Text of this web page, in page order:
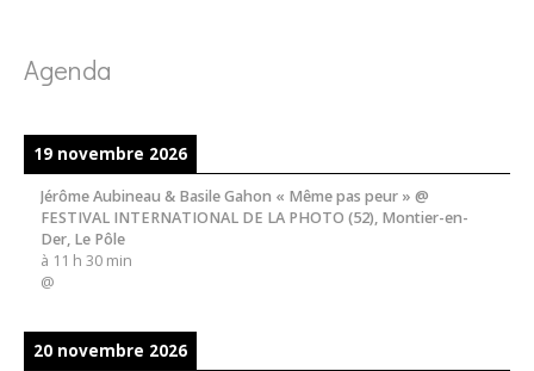
Agenda
19 novembre 2026
Jérôme Aubineau & Basile Gahon « Même pas peur » @
FESTIVAL INTERNATIONAL DE LA PHOTO (52), Montier-en-
Der, Le Pôle
à 11 h 30 min
@
20 novembre 2026